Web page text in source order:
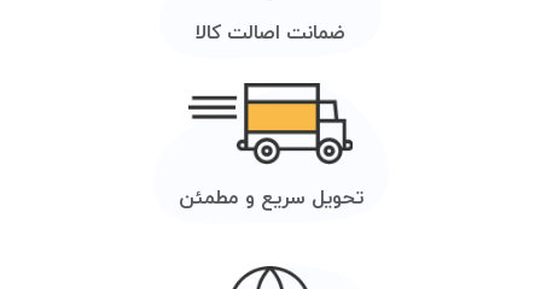
ضمانت اصالت کالا
تحویل سریع و مطمئن